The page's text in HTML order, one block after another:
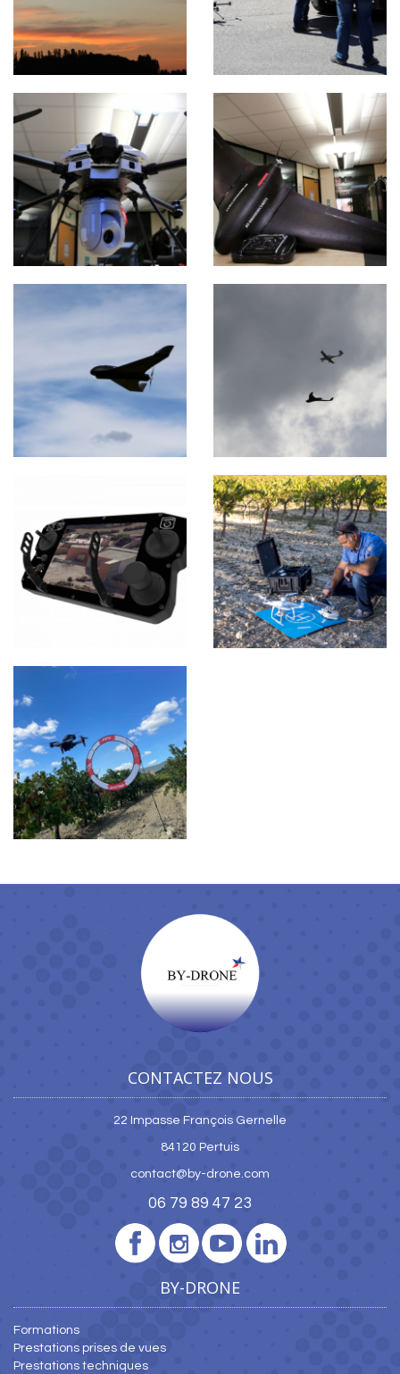
CONTACTEZ NOUS
22 Impasse François Gernelle
84120 Pertuis
contact@by-drone.com
06 79 89 47 23
BY-DRONE
Formations
Prestations prises de vues
Prestations techniques